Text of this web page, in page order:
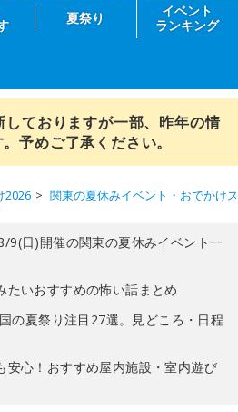
夏祭り
イベント
ランキング
ておりますが一部、昨年の情
予めご了承ください。
2026 関東の夏休みイベント・おでかけ
9(日)開催の関東の夏休みイベント一
たいおすすめの怖い話まとめ
の夏祭り注目27選。見どころ・日程
安心！おすすめ屋内施設・室内遊び